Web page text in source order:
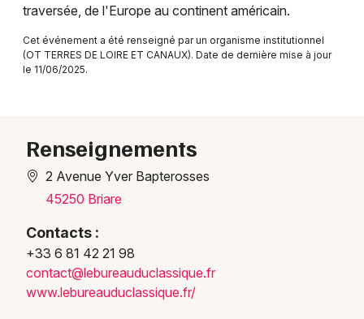
Actus à Gien
Magazine à Gien
traversée, de l'Europe au continent américain.
Cet événement a été renseigné par un organisme institutionnel
(OT TERRES DE LOIRE ET CANAUX). Date de dernière mise à jour
le 11/06/2025.
Renseignements
2 Avenue Yver Bapterosses
45250 Briare
Contacts :
+33 6 81 42 21 98
contact@lebureauduclassique.fr
www.lebureauduclassique.fr/